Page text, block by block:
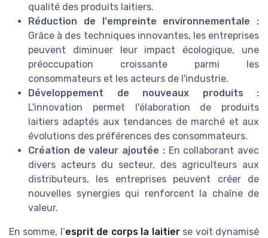
qualité des produits laitiers.
Réduction de l'empreinte environnementale :
Grâce à des techniques innovantes, les entreprises
peuvent diminuer leur impact écologique, une
préoccupation croissante parmi les
consommateurs et les acteurs de l'industrie.
Développement de nouveaux produits :
L'innovation permet l'élaboration de produits
laitiers adaptés aux tendances de marché et aux
évolutions des préférences des consommateurs.
Création de valeur ajoutée :En collaborant avec
divers acteurs du secteur, des agriculteurs aux
distributeurs, les entreprises peuvent créer de
nouvelles synergies qui renforcent la chaîne de
valeur.
En somme, l’esprit de corps la laitierse voit dynamisé